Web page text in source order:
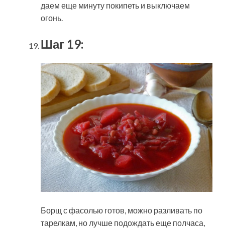
даем еще минуту покипеть и выключаем
огонь.
Шаг 19:
Борщ с фасолью готов, можно разливать по
тарелкам, но лучше подождать еще полчаса,